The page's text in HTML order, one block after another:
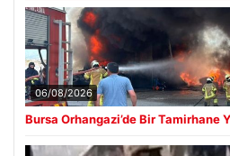
06/08/2026
Bursa Orhangazi’de Bir Tamirhane